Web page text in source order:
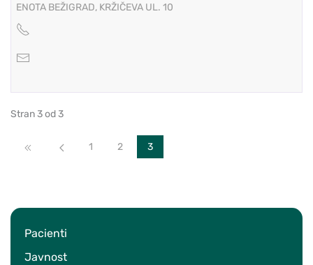
Pacienti
Javnost
ENOTA BEŽIGRAD, KRŽIČEVA UL. 10
Stran 3 od 3
Začetek Nazaj1 2 3